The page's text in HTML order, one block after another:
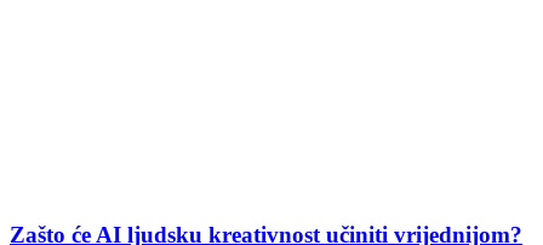
Zašto će AI ljudsku kreativnost učiniti vrijednijom?